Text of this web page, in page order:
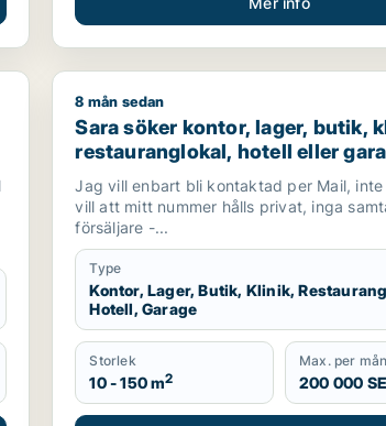
Sara söker kontor, lager, butik,
8 mån sedan
Sara söker kontor, lager, butik,
restauranglokal, hotell eller
salu i Tyresö
Jag vill enbart bli kontaktad per Mail,
vill att mitt nummer hålls privat, inga
försäljare -...
Type
Kontor, Lager, Butik, Klinik,
Hotell, Garage
Storlek
10 - 150 m2
Max. per
200 000